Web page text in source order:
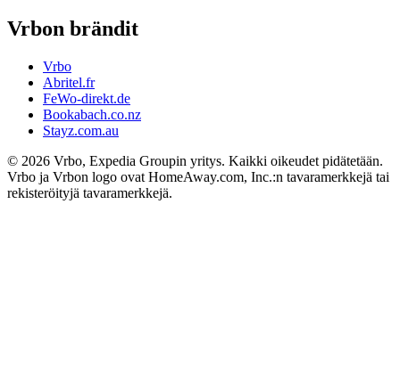
Vrbon brändit
Vrbo
Abritel.fr
FeWo-direkt.de
Bookabach.co.nz
Stayz.com.au
© 2026 Vrbo, Expedia Groupin yritys. Kaikki oikeudet pidätetään.
Vrbo ja Vrbon logo ovat HomeAway.com, Inc.:n tavaramerkkejä tai
rekisteröityjä tavaramerkkejä.